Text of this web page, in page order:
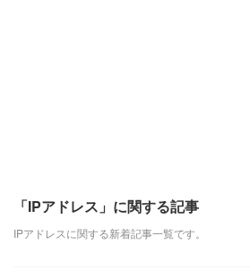
「IPアドレス」に関する記事
IPアドレスに関する新着記事一覧です。